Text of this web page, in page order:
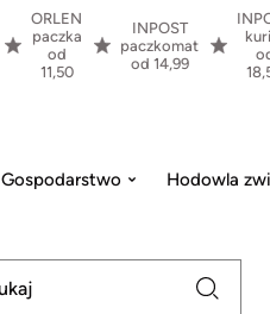
ORLEN
paczka
od
11,50
INPOST
paczkomat
od 14,99
Gospodarstwo Hodowla